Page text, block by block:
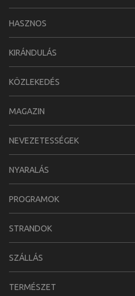
HASZNOS
KIRÁNDULÁS
KÖZLEKEDÉS
MAGAZIN
NEVEZETESSÉGEK
NYARALÁS
PROGRAMOK
STRANDOK
SZÁLLÁS
TERMÉSZET